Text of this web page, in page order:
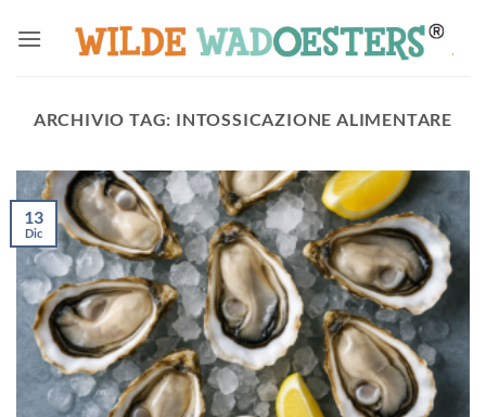
ARCHIVIO TAG: INTOSSICAZIONE ALIMENTARE
13
Dic